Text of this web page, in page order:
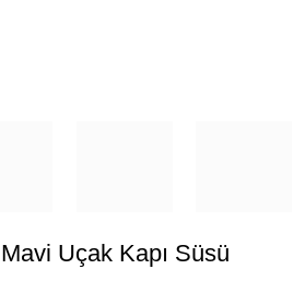
Uçak Kapı Süsü